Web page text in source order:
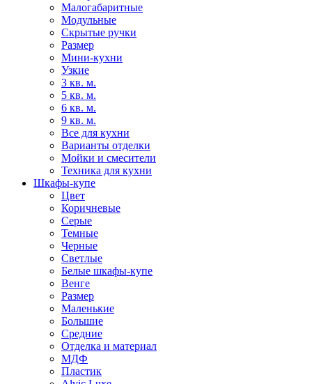
Малогабаритные
Модульные
Скрытые ручки
Размер
Мини-кухни
Узкие
3 кв. м.
5 кв. м.
6 кв. м.
9 кв. м.
Все для кухни
Варианты отделки
Мойки и смесители
Техника для кухни
Шкафы-купе
Цвет
Коричневые
Серые
Темные
Черные
Светлые
Белые шкафы-купе
Венге
Размер
Маленькие
Большие
Средние
Отделка и материал
МДФ
Пластик